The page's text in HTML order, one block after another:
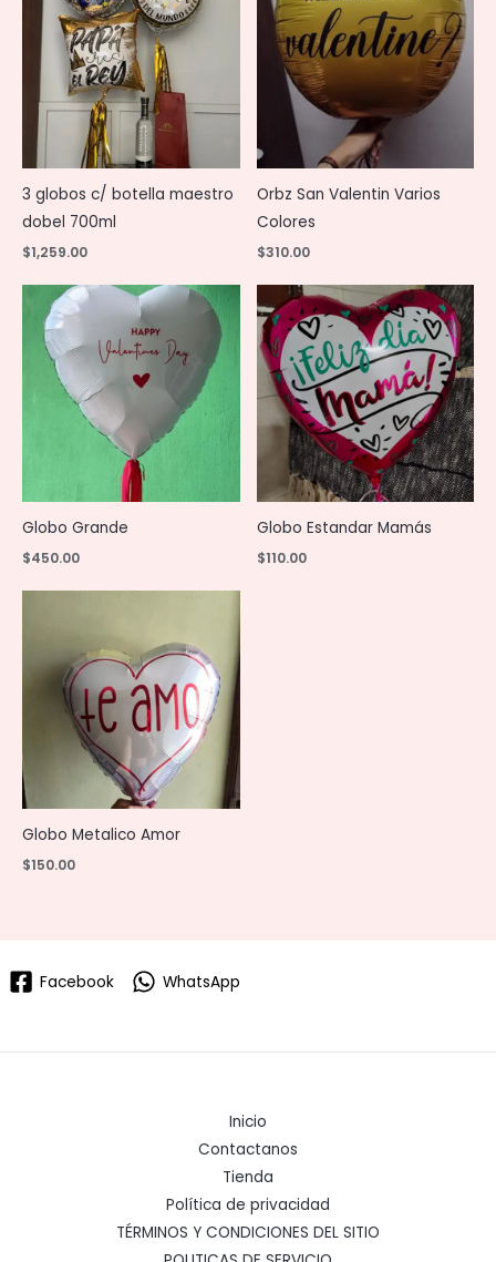
3 globos c/ botella maestro
dobel 700ml
$1,259.00
Orbz San Valentin Varios
Colores
$310.00
Globo Grande
$450.00
Globo Estandar Mamás
$110.00
Globo Metalico Amor
$150.00
Facebook WhatsApp
Inicio
Contactanos
Tienda
Política de privacidad
TÉRMINOS Y CONDICIONES DEL SITIO